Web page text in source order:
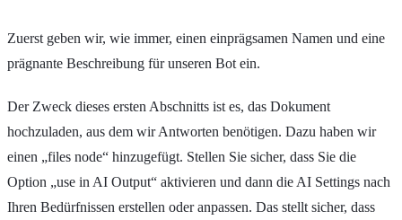
Zuerst geben wir, wie immer, einen einprägsamen Namen und eine
prägnante Beschreibung für unseren Bot ein.
Der Zweck dieses ersten Abschnitts ist es, das Dokument
hochzuladen, aus dem wir Antworten benötigen. Dazu haben wir
einen „files node“ hinzugefügt. Stellen Sie sicher, dass Sie die
Option „use in AI Output“ aktivieren und dann die AI Settings nach
Ihren Bedürfnissen erstellen oder anpassen. Das stellt sicher, dass